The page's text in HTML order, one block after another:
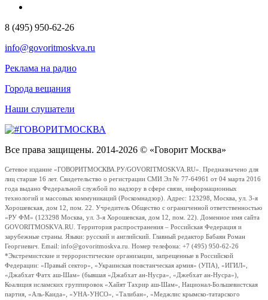
8 (495) 950-62-26
info@govoritmoskva.ru
Реклама на радио
Города вещания
Наши слушатели
Все права защищены. 2014-2026 © «Говорит Москва»
Сетевое издание «ГОВОРИТМОСКВА.РУ/GOVORITMOSKVA.RU». Предназначено для
лиц старше 16 лет. Свидетельство о регистрации СМИ Эл № 77-64961 от 04 марта 2016
года выдано Федеральной службой по надзору в сфере связи, информационных
технологий и массовых коммуникаций (Роскомнадзор). Адрес: 123298, Москва, ул. 3-я
Хорошевская, дом 12, пом. 22. Учредитель Общество с ограниченной ответственностью
«РУ ФМ» (123298 Москва, ул. 3-я Хорошевская, дом 12, пом. 22). Доменное имя сайта
GOVORITMOSKVA.RU. Территория распространения – Российская Федерация и
зарубежные страны. Языки: русский и английский. Главный редактор Бабаян Роман
Георгиевич. Email: info@govoritmoskva.ru. Номер телефона: +7 (495) 950-62-26
*Экстремистские и террористические организации, запрещенные в Российской
Федерации: «Правый сектор», «Украинская повстанческая армия» (УПА), «ИГИЛ»,
«Джабхат Фатх аш-Шам» (бывшая «Джабхат ан-Нусра», «Джебхат ан-Нусра»),
Коалиция исламских группировок «Хайят Тахрир аш-Шам», Национал-Большевистская
партия, «Аль-Каида», «УНА-УНСО», «Талибан», «Меджлис крымско-татарского